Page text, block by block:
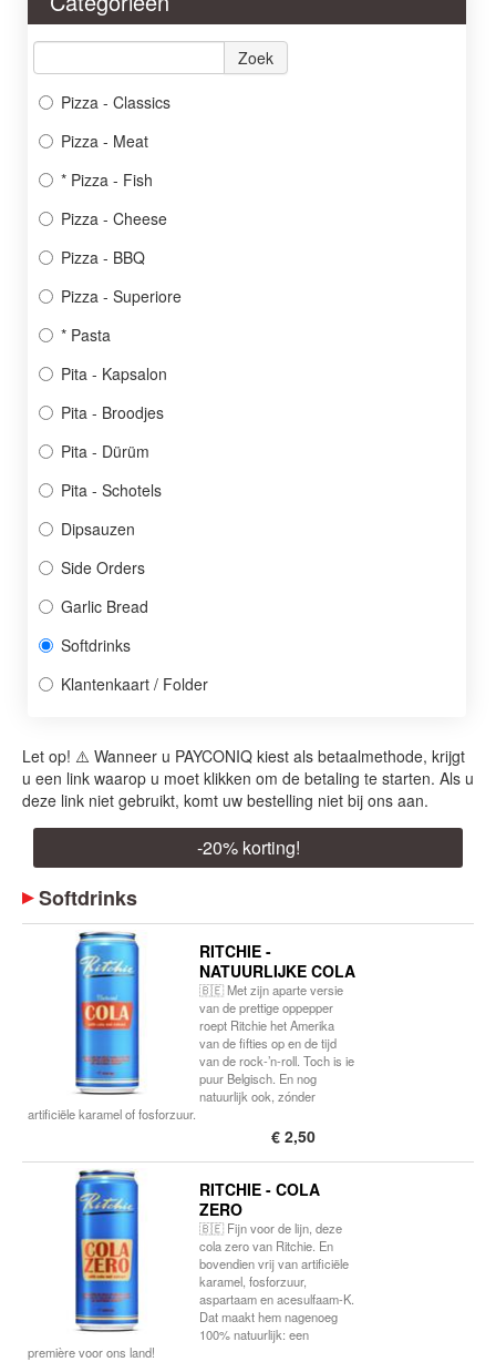
Zoek
Pizza - Classics
Pizza - Meat
* Pizza - Fish
Pizza - Cheese
Pizza - BBQ
Pizza - Superiore
* Pasta
Pita - Kapsalon
Pita - Broodjes
Pita - Dürüm
Pita - Schotels
Dipsauzen
Side Orders
Garlic Bread
Softdrinks
Klantenkaart / Folder
Let op! ⚠️ Wanneer u PAYCONIQ kiest als betaalmethode, krijgt
u een link waarop u moet klikken om de betaling te starten. Als u
deze link niet gebruikt, komt uw bestelling niet bij ons aan.
-20% korting!
Softdrinks
RITCHIE -
NATUURLIJKE COLA
🇧🇪 Met zijn aparte versie
van de prettige oppepper
roept Ritchie het Amerika
van de fifties op en de tijd
van de rock-’n-roll. Toch is ie
puur Belgisch. En nog
natuurlijk ook, zónder
artificiële karamel of fosforzuur.
€ 2,50
RITCHIE - COLA
ZERO
🇧🇪 Fijn voor de lijn, deze
cola zero van Ritchie. En
bovendien vrij van artificiële
karamel, fosforzuur,
aspartaam en acesulfaam-K.
Dat maakt hem nagenoeg
100% natuurlijk: een
première voor ons land!